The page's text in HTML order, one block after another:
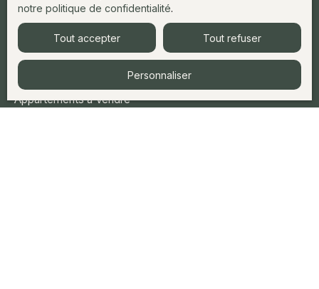
Acheter
Acheter dans la Vallée de Chamonix
Chalets à Vendre
Appartements à Vendre
notre politique de confidentialité.
Tout accepter Tout refuser
Personnaliser